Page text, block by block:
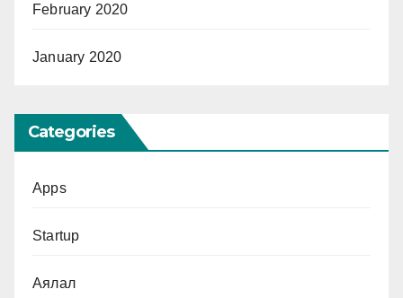
February 2020
January 2020
Categories
Apps
Startup
Аялал